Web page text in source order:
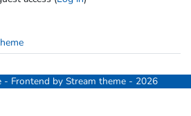
- Frontend by Stream theme - 2026